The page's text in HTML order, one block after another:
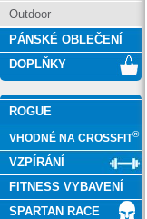
Outdoor
PÁNSKÉ OBLEČENÍ
DOPLŇKY
ROGUE
VHODNÉ NA CROSSFIT®
VZPÍRÁNÍ
FITNESS VYBAVENÍ
SPARTAN RACE